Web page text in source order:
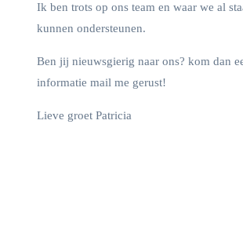
Ik ben trots op ons team en waar we al
kunnen ondersteunen.
Ben jij nieuwsgierig naar ons? kom dan
informatie mail me gerust!
Lieve groet Patricia